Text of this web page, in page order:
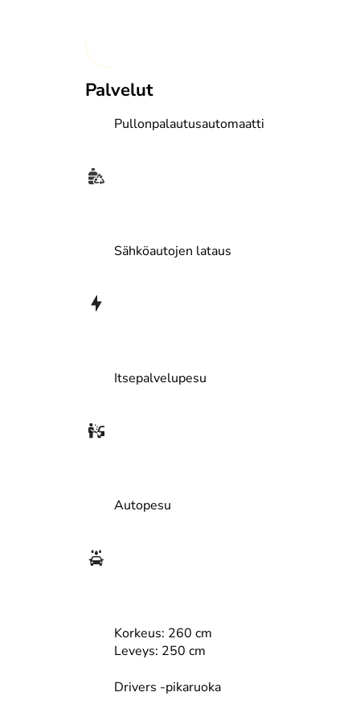
Rainlux-pinnoite
Tuplapehmoharjaus
Palvelut
Pullonpalautusautomaatti
Sähköautojen lataus
Itsepalvelupesu
Autopesu
Korkeus: 260 cm
Leveys: 250 cm
Drivers -pikaruoka